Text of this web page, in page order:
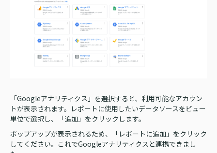
「Googleアナリティクス」を選択すると、利用可能なアカウン
トが表示されます。レポートに使用したいデータソースをビュー
単位で選択し、「追加」をクリックします。
ポップアップが表示されるため、「レポートに追加」をクリック
してください。これでGoogleアナリティクスと連携できまし